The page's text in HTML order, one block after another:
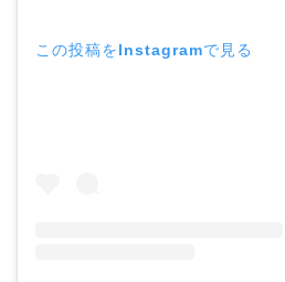
この投稿をInstagramで見る